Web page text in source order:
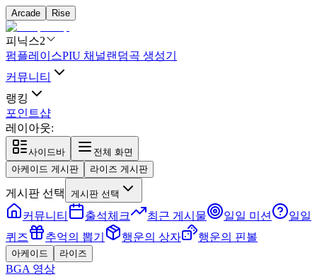
Arcade Rise
피닉스2
펌플레이스PIU 채널랜덤곡 생성기
커뮤니티
랭킹
포인트샵
레이아웃:
사이드바
전체 화면
아케이드 게시판
라이즈 게시판
게시판 선택 게시판 선택
커뮤니티 출석체크 최근 게시물 일일 미션
일일
퀴즈
추억의 뽑기 행운의 상자 행운의 핀볼
아케이드 라이즈
BGA 영상